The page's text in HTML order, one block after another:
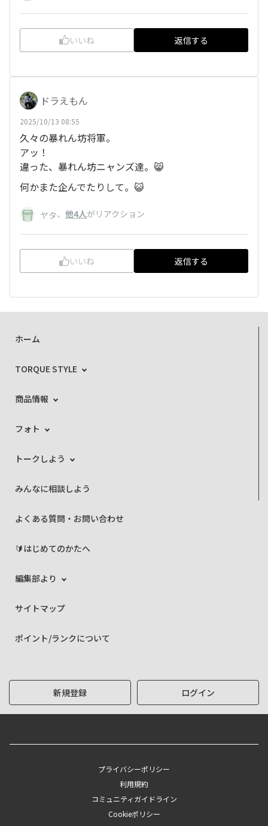
いいね 返信する
ドラえもん
2025/10/13 08:55
久々の暴れん坊将軍。
アッ！
違った、暴れん坊ニャンズ達。😸
何かまた企んでたりして。😺
ヤタ、 他4人がリアクション
いいね 返信する
ホーム
TORQUE STYLE
商品情報
フォト
トークしよう
みんなに相談しよう
よくある質問・お問い合わせ
🔰はじめてのかたへ
編集部より
サイトマップ
ポイント/ランクについて
新規登録 ログイン
プライバシーポリシー
利用規約
コミュニティガイドライン
Cookieポリシー